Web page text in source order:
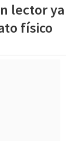
lector ya
físico